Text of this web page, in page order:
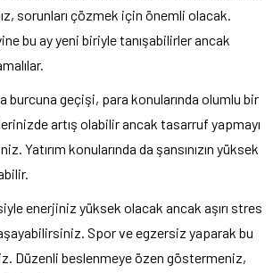
sorunları çözmek için önemli olacak.
bu ay yeni biriyle tanışabilirler ancak
burcuna geçişi, para konularında olumlu bir
artış olabilir ancak tasarruf yapmayı
Yatırım konularında da şansınızın yüksek
enerjiniz yüksek olacak ancak aşırı stres
Spor ve egzersiz yaparak bu
Düzenli beslenmeye özen göstermeniz,